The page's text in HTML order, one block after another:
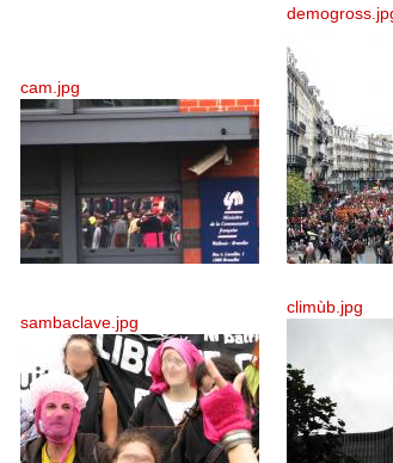
cam.jpg
sambaclave.jpg
climùb.jpg